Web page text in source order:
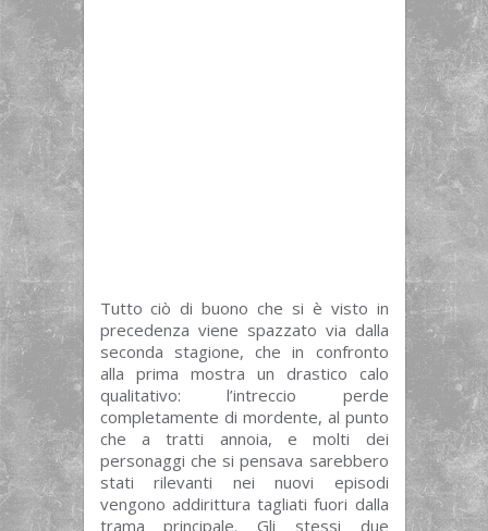
Tutto ciò di buono che si è visto in
precedenza viene spazzato via dalla
seconda stagione, che in confronto
alla prima mostra un drastico calo
qualitativo: l’intreccio perde
completamente di mordente, al punto
che a tratti annoia, e molti dei
personaggi che si pensava sarebbero
stati rilevanti nei nuovi episodi
vengono addirittura tagliati fuori dalla
trama principale. Gli stessi due